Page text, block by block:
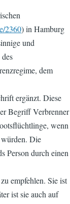
2360) in Hamburg
und
dem
ergänzt. Diese
Begriff Verbrenner
wenn
Die
Person durch einen
empfehlen. Sie ist
ist sie auch auf